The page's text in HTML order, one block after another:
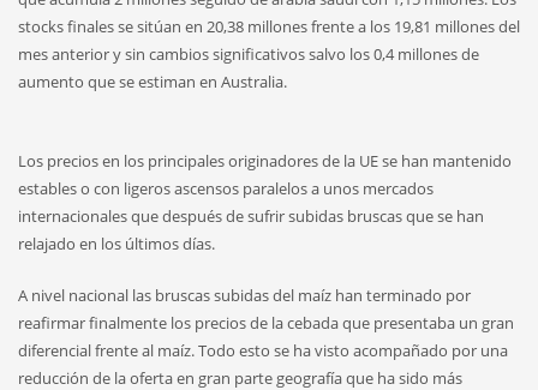
stocks finales se sitúan en 20,38 millones frente a los 19,81 millones del
mes anterior y sin cambios significativos salvo los 0,4 millones de
aumento que se estiman en Australia.
Los precios en los principales originadores de la UE se han mantenido
estables o con ligeros ascensos paralelos a unos mercados
internacionales que después de sufrir subidas bruscas que se han
relajado en los últimos días.
A nivel nacional las bruscas subidas del maíz han terminado por
reafirmar finalmente los precios de la cebada que presentaba un gran
diferencial frente al maíz. Todo esto se ha visto acompañado por una
reducción de la oferta en gran parte geografía que ha sido más